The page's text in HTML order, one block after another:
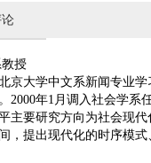
授
大学中文系新闻专业学
2000年1月调入社会学系
要研究方向为社会现代
，提出现代化的时序模